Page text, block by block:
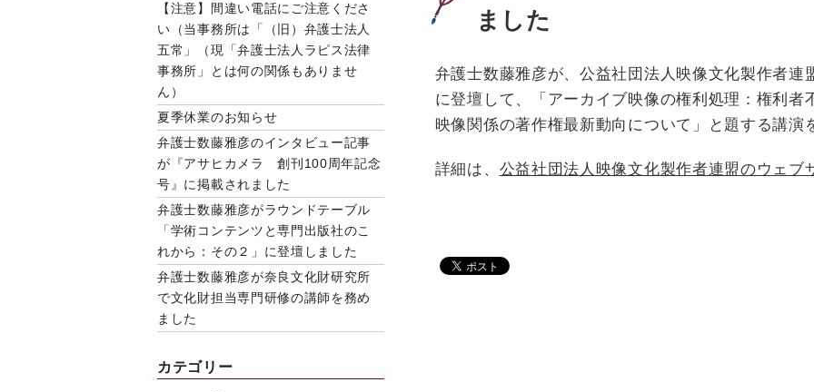
【注意】間違い電話にご注意くださ
い（当事務所は「（旧）弁護士法人
五常」（現「弁護士法人ラピス法律
事務所」とは何の関係もありませ
ん）
夏季休業のお知らせ
弁護士数藤雅彦のインタビュー記事
が『アサヒカメラ 創刊100周年記念
号』に掲載されました
弁護士数藤雅彦がラウンドテーブル
「学術コンテンツと専門出版社のこ
れから：その２」に登壇しました
弁護士数藤雅彦が奈良文化財研究所
で文化財担当専門研修の講師を務め
ました
カテゴリー
ました
弁護士数藤雅彦が、公益社団法人映像文化製作者連
に登壇して、「アーカイブ映像の権利処理：権利者
映像関係の著作権最新動向について」と題する講演
詳細は、 公益社団法人映像文化製作者連盟のウェブ